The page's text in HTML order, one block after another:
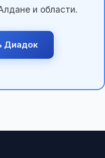
и области.
Диадок